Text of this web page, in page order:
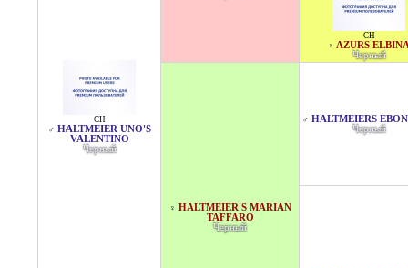
CH
♂ HALTMEIER UNO'S
VALENTINO
Черный
CH
♀ AZURS
Черный
♀ HALTMEIER'S MARIAN
TAFFARO
Черный
♂ HALTMEIERS
Черный